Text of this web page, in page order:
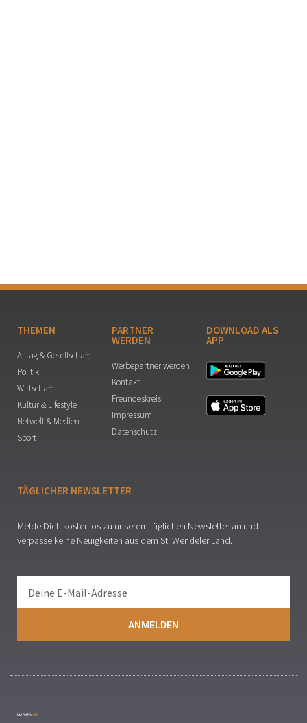
THEMEN
Alltag & Gesellschaft
Politik
Wirtschaft
Kultur & Lifestyle
Netwelt & Medien
Sport
PARTNER
WERDEN
Werbepartner werden
Kontakt
Freundeskreis
Impressum
Datenschutz
DOWNLOAD ALS
APP
TÄGLICHER NEWSLETTER
Melde Dich kostenlos zu unserem täglichen Newsletter an und
verpasse keine Neuigkeiten aus dem St. Wendeler Land.
ANMELDEN